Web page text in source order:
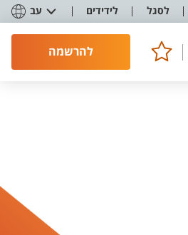
לסגל לידידים עב
להרשמה